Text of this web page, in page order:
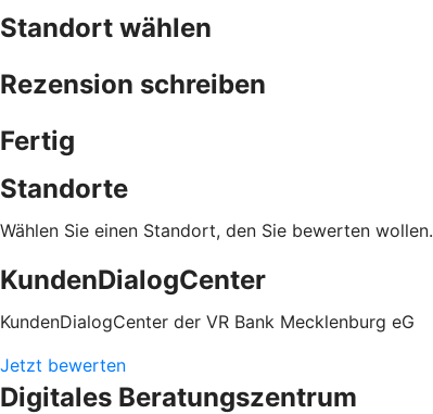
Standort wählen
Rezension schreiben
Fertig
Standorte
Wählen Sie einen Standort, den Sie bewerten wollen.
KundenDialogCenter
KundenDialogCenter der VR Bank Mecklenburg eG
Jetzt bewerten
Digitales Beratungszentrum